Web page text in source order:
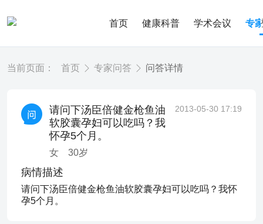
首页 健康科普 学术会议 专
当前页面： 首页 专家问答 问答详情
请问下汤臣倍健金枪鱼油
软胶囊孕妇可以吃吗？我
怀孕5个月。
女 30岁
2013-05-30 17:19
病情描述
请问下汤臣倍健金枪鱼油软胶囊孕妇可以吃吗？我怀
孕5个月。